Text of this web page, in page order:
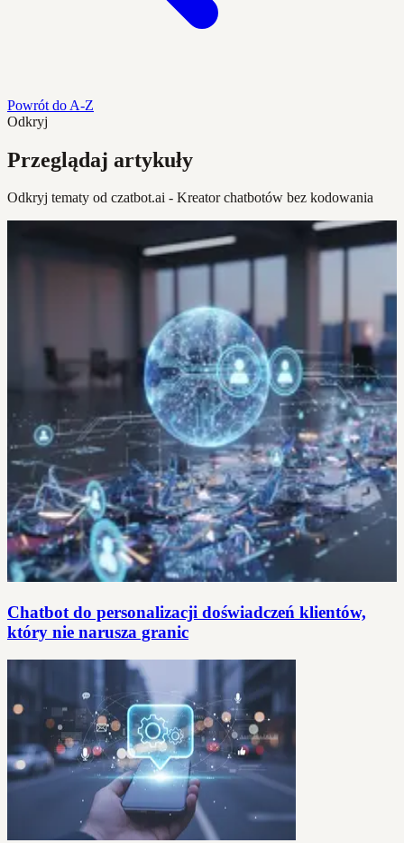
Powrót do A-Z
Odkryj
Przeglądaj artykuły
Odkryj tematy od czatbot.ai - Kreator chatbotów bez kodowania
Chatbot do personalizacji doświadczeń klientów,
który nie narusza granic